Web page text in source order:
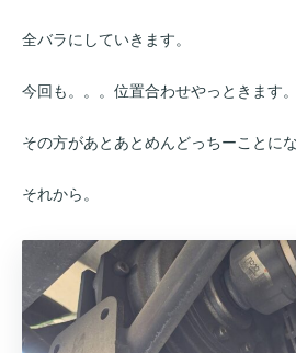
全バラにしていきます。
今回も。。。位置合わせやっときます。
その方があとあとめんどっちーことに
それから。